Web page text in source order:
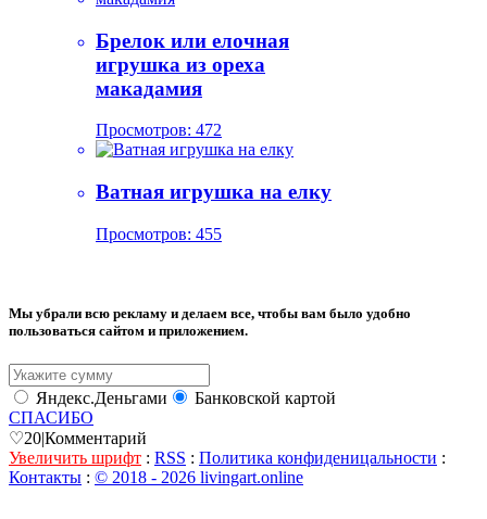
Брелок или елочная
игрушка из ореха
макадамия
Просмотров: 472
Ватная игрушка на елку
Просмотров: 455
Мы убрали всю рекламу и делаем все, чтобы вам было удобно
пользоваться сайтом и приложением.
Яндекс.Деньгами
Банковской картой
СПАСИБО
♡20|Комментарий
Увеличить шрифт : RSS : Политика конфиденицальности :
Контакты : © 2018 - 2026 livingart.online